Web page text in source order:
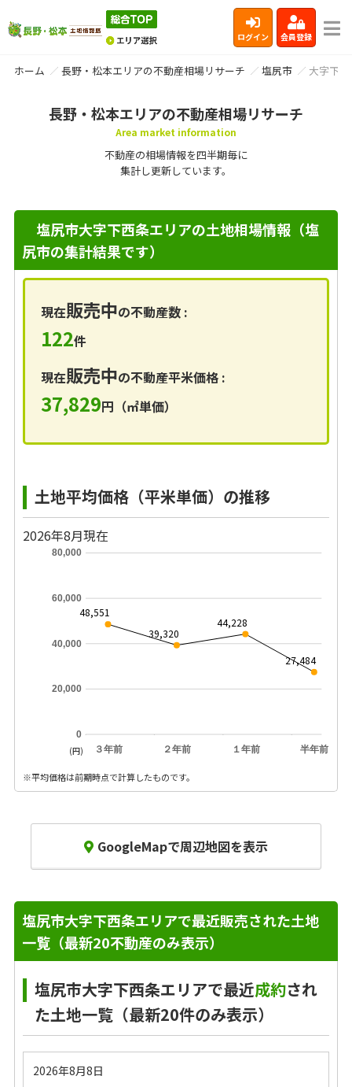
ログイン 会員登録
ホーム 長野・松本エリアの不動産相場リサーチ 塩尻市 大字下
長野・松本エリアの不動産相場リサーチ
Area market information
不動産の相場情報を四半期毎に
集計し更新しています。
塩尻市大字下西条エリアの土地相場情報（塩
尻市の集計結果です）
現在販売中の不動産数 :
122件
現在販売中の不動産平米価格 :
37,829円（㎡単価）
土地平均価格（平米単価）の推移
2026年8月現在
３年前 ２年前 １年前 半年前
0
20,000
40,000
60,000
80,000
48,551
39,320
44,228
27,484
(円)
※平均価格は前期時点で計算したものです。
GoogleMapで周辺地図を表示
塩尻市大字下西条エリアで最近販売された土地
一覧（最新20不動産のみ表示）
塩尻市大字下西条エリアで最近成約され
た土地一覧（最新20件のみ表示）
2026年8月8日